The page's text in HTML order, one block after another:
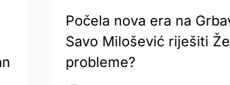
Počela nova era na
Savo Milošević riješiti
probleme?